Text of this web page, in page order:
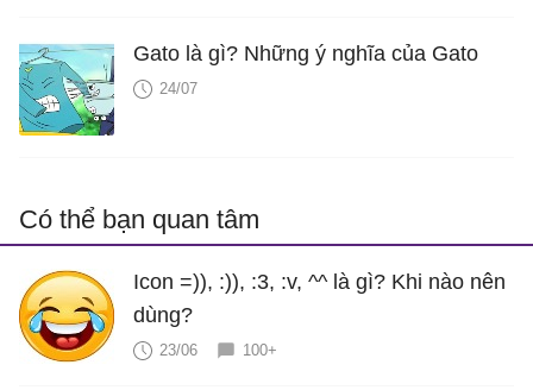
Gato là gì? Những ý nghĩa của Gato
24/07
Có thể bạn quan tâm
Icon =)), :)), :3, :v, ^^ là gì? Khi nào nên
dùng?
23/06 100+